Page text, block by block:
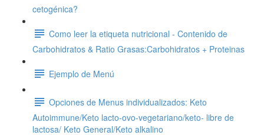
cetogénica?
Como leer la etiqueta nutricional - Contenido de
Carbohidratos & Ratio Grasas:Carbohidratos + Proteinas
Ejemplo de Menú
Opciones de Menus individualizados: Keto
Autoimmune/Keto lacto-ovo-vegetariano/keto- libre de
lactosa/ Keto General/Keto alkalino